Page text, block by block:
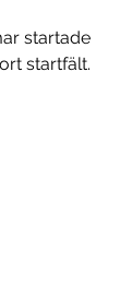
startade
startfält.